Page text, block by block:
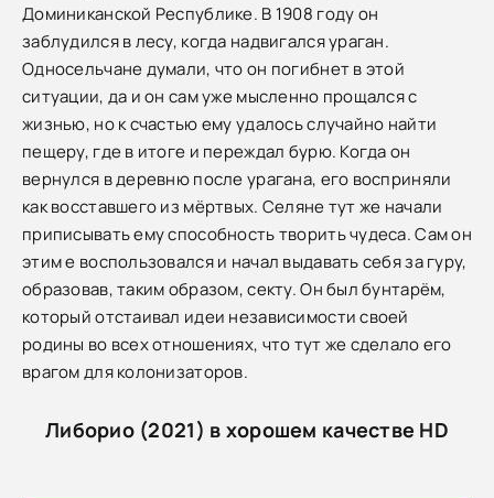
Доминиканской Республике. В 1908 году он
заблудился в лесу, когда надвигался ураган.
Односельчане думали, что он погибнет в этой
ситуации, да и он сам уже мысленно прощался с
жизнью, но к счастью ему удалось случайно найти
пещеру, где в итоге и переждал бурю. Когда он
вернулся в деревню после урагана, его восприняли
как восставшего из мёртвых. Селяне тут же начали
приписывать ему способность творить чудеса. Сам он
этим е воспользовался и начал выдавать себя за гуру,
образовав, таким образом, секту. Он был бунтарём,
который отстаивал идеи независимости своей
родины во всех отношениях, что тут же сделало его
врагом для колонизаторов.
Либорио (2021) в хорошем качестве HD